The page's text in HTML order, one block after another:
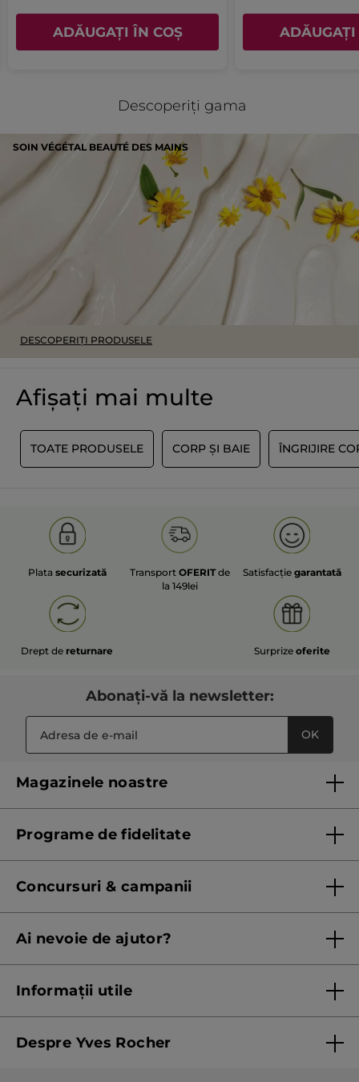
ADĂUGAȚI ÎN COȘ ADĂUGAȚI
Descoperiți gama
SOIN VÉGÉTAL BEAUTÉ DES MAINS
DESCOPERIȚI PRODUSELE
Afișați mai multe
TOATE PRODUSELE CORP ȘI BAIE ÎNGRIJIRE
Plata securizată Transport OFERITde
la 149lei
Satisfacțiegarantată
Drept de returnare Surprize oferite
Abonați-vă la newsletter:
OK
Magazinele noastre
Programe de fidelitate
Concursuri & campanii
Listă prețuri standard
Ai nevoie de ajutor?
Informații utile
Termeni și condiții pentru vanzarea la distanță a
Despre Yves Rocher